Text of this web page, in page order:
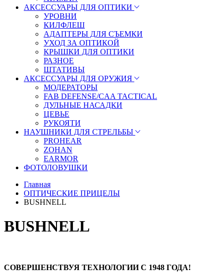
АКСЕССУАРЫ ДЛЯ ОПТИКИ
УРОВНИ
КИЛФЛЕШ
АДАПТЕРЫ ДЛЯ СЪЕМКИ
УХОД ЗА ОПТИКОЙ
КРЫШКИ ДЛЯ ОПТИКИ
РАЗНОЕ
ШТАТИВЫ
АКСЕССУАРЫ ДЛЯ ОРУЖИЯ
МОДЕРАТОРЫ
FAB DEFENSE/CAA TACTICAL
ДУЛЬНЫЕ НАСАДКИ
ЦЕВЬЕ
РУКОЯТИ
НАУШНИКИ ДЛЯ СТРЕЛЬБЫ
PROHEAR
ZOHAN
EARMOR
ФОТОЛОВУШКИ
Главная
ОПТИЧЕСКИЕ ПРИЦЕЛЫ
BUSHNELL
BUSHNELL
СОВЕРШЕНСТВУЯ ТЕХНОЛОГИИ С 1948 ГОДА!